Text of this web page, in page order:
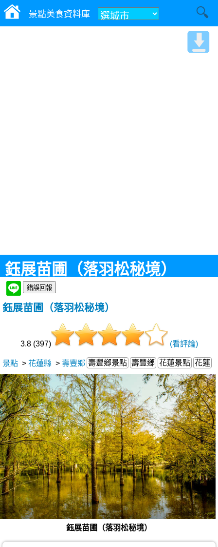
景點美食資料庫
鈺展苗圃（落羽松秘境）
鈺展苗圃（落羽松秘境）
3.8 (397) (看評論)
景點 > 花蓮縣 > 壽豐鄉 壽豐鄉景點 壽豐鄉 花蓮景點 花蓮
鈺展苗圃（落羽松秘境）